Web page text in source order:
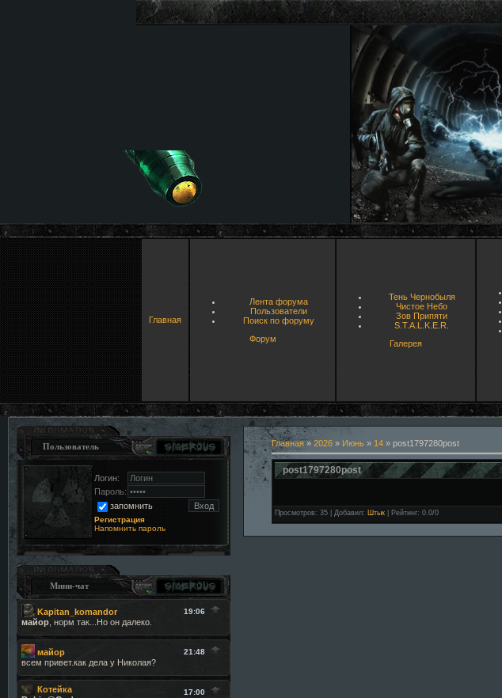
Главная
Лента форума
Пользователи
Поиск по форуму
Форум
Тень Чернобыля
Чистое Небо
Зов Припяти
S.T.A.L.K.E.R.
Галерея
Пользователь
Логин:
Пароль:
запомнить
Регистрация
Напомнить пароль
Мини-чат
Главная» 2026 » Июнь » 14 » post1797280post
post1797280post
Просмотров: 35 Добавил: Штык Рейтинг: 0.0/0